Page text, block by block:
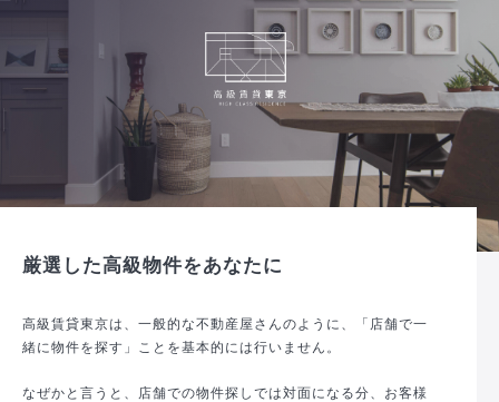
厳選した高級物件をあなたに
高級賃貸東京は、一般的な不動産屋さんのように、「店舗で一
緒に物件を探す」ことを基本的には行いません。
なぜかと言うと、店舗での物件探しでは対面になる分、お客様